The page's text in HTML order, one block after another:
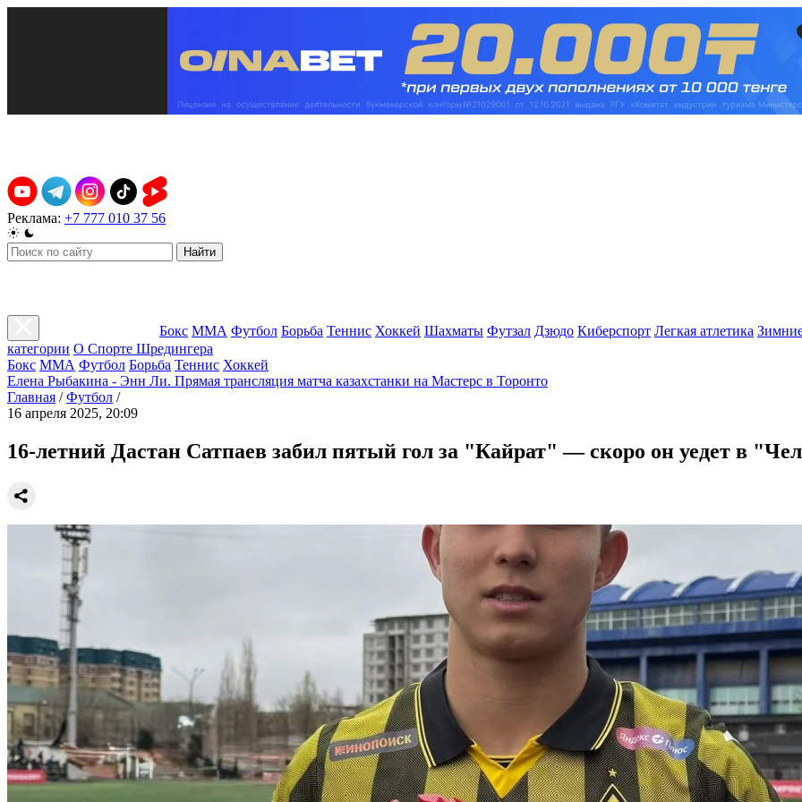
Реклама: +7 777 010 37 56
Найти
Бокс ММА Футбол Борьба Теннис Хоккей Шахматы Футзал Дзюдо Киберспорт Легкая атлетика
категории О Спорте Шредингера
Бокс ММА Футбол Борьба Теннис Хоккей
Елена Рыбакина - Энн Ли. Прямая трансляция матча казахстанки на Мастерс в Торонто
Главная / Футбол /
16 апреля 2025, 20:09
16-летний Дастан Сатпаев забил пятый гол за "Кайрат" — скоро он уедет в